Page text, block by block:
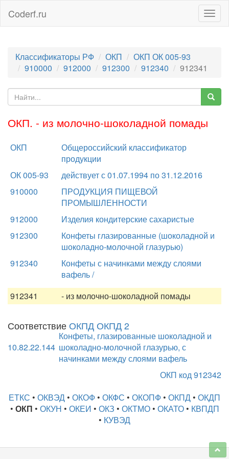
Coderf.ru
Классификаторы РФ ОКП
ОКП ОК 005-93
910000
912000 912300 912340 912341
ОКП. - из молочно-шоколадной помады
ОКП
Общероссийский классификатор
продукции
ОК 005-93
действует с 01.07.1994 по 31.12.2016
910000
ПРОДУКЦИЯ ПИЩЕВОЙ
ПРОМЫШЛЕННОСТИ
912000
Изделия кондитерские сахаристые
912300
Конфеты глазированные (шоколадной и
шоколадно-молочной глазурью)
912340
Конфеты с начинками между слоями
вафель /
912341
- из молочно-шоколадной помады
Соответствие ОКПД ОКПД 2
10.82.22.144
Конфеты, глазированные шоколадной и
шоколадно-молочной глазурью, с
начинками между слоями вафель
ОКП код 912342
ЕТКС • ОКВЭД • ОКОФ • ОКФС • ОКОПФ • ОКПД • ОКДП
• ОКП • ОКУН • ОКЕИ • ОКЗ • ОКТМО• ОКАТО• КВПДП
• КУВЭД